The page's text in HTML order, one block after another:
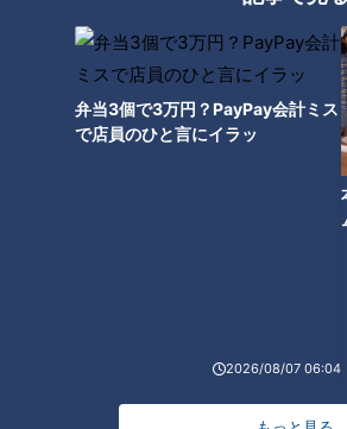
弁当3個で3万円？PayPay会計ミス
で店員のひと言にイラッ
2026/08/07 06:04
中田翔の起用法は？二遊間はル
ーキー？開幕投手の行方は？立
浪監督の今シーズン逆襲の構想